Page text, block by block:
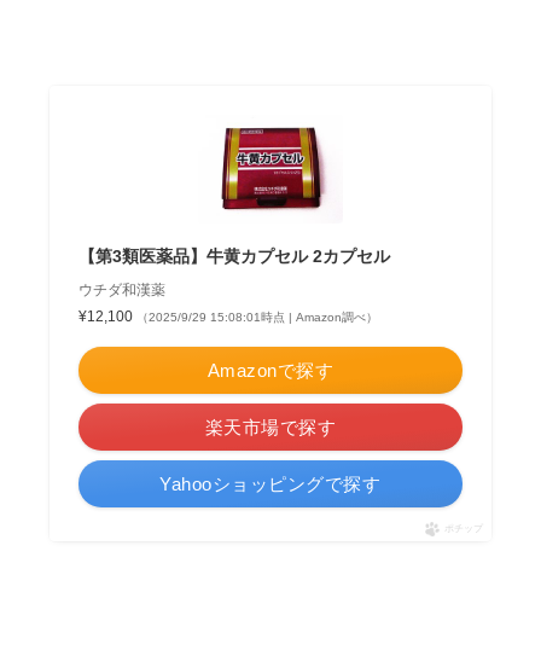
【第3類医薬品】牛黄カプセル 2カプセル
ウチダ和漢薬
¥12,100
（2025/9/29 15:08:01時点 | Amazon調べ）
Amazonで探す
楽天市場で探す
Yahooショッピングで探す
ポチップ